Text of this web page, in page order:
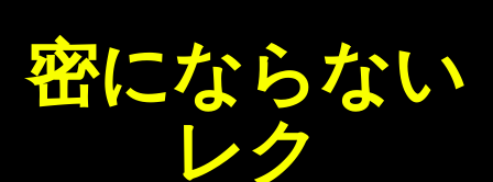
密にならない
レク